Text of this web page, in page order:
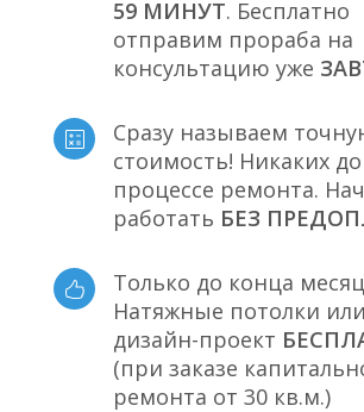
59 МИНУТ. Бесплатно
отправим прораба на
консультацию уже
Сразу называем
стоимость! Никаких
процессе ремонта.
работать БЕЗ
Только до конца
Натяжные потолки или
дизайн-проект
(при заказе
ремонта от 30 кв.м.)